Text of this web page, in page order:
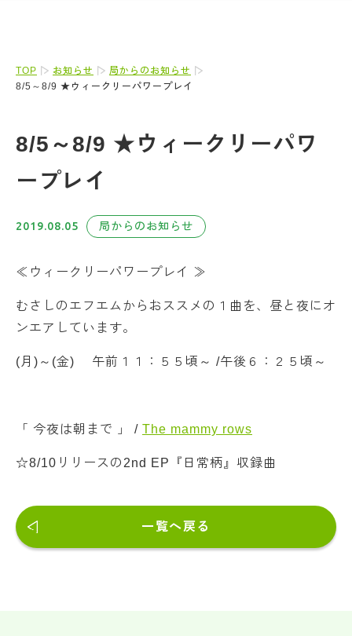
TOP お知らせ
局からのお知らせ
8/5～8/9 ★ウィークリーパワープレイ
8/5～8/9 ★ウィークリーパワ
ープレイ
2019.08.05 局からのお知らせ
≪ウィークリーパワープレイ ≫
むさしのエフエムからおススメの１曲を、昼と夜にオ
ンエアしています。
(月)～(金) 午前１１：５５頃～ /午後６：２５頃～
「 今夜は朝まで 」 / The mammy rows
☆8/10リリースの2nd EP『日常柄』収録曲
一覧へ戻る